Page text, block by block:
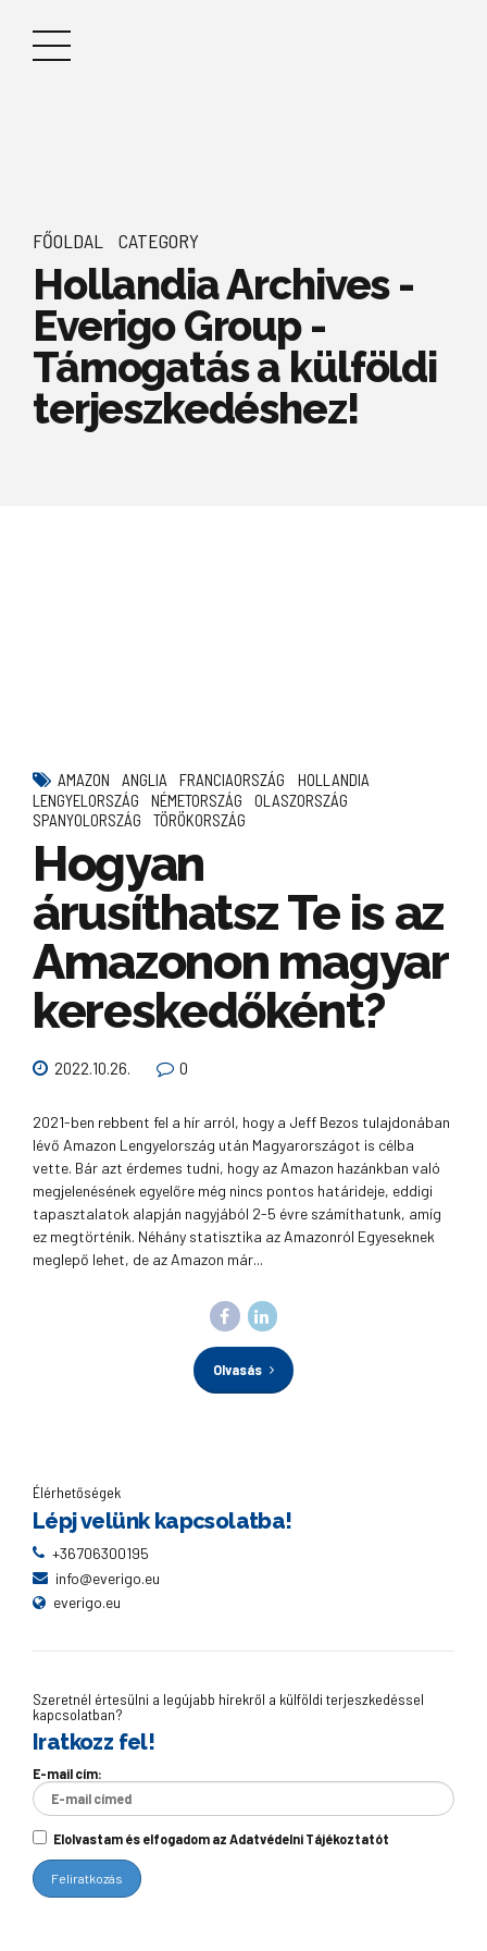
FŐOLDAL CATEGORY
Hollandia Archives -
Everigo Group -
Támogatás a külföldi
terjeszkedéshez!
AMAZON ANGLIA FRANCIAORSZÁG
HOLLANDIA
LENGYELORSZÁG
NÉMETORSZÁG
OLASZORSZÁG
SPANYOLORSZÁG
TÖRÖKORSZÁG
Hogyan
árusíthatsz Te is az
Amazonon magyar
kereskedőként?
2022.10.26. 0
2021-ben rebbent fel a hír arról, hogy a Jeff Bezos tulajdonában
lévő Amazon Lengyelország után Magyarországot is célba
vette. Bár azt érdemes tudni, hogy az Amazon hazánkban való
megjelenésének egyelőre még nincs pontos határideje, eddigi
tapasztalatok alapján nagyjából 2-5 évre számíthatunk, amíg
ez megtörténik. Néhány statisztika az Amazonról Egyeseknek
meglepő lehet, de az Amazon már...
Olvasás
Élérhetőségek
Lépj velünk kapcsolatba!
+36706300195
info@everigo.eu
everigo.eu
Szeretnél értesülni a legújabb hírekről a külföldi terjeszkedéssel
kapcsolatban?
Iratkozz fel!
E-mail cím:
Elolvastam és elfogadom az Adatvédelni Tájékoztatót